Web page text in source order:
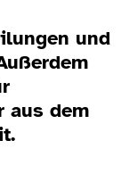
und
aus dem